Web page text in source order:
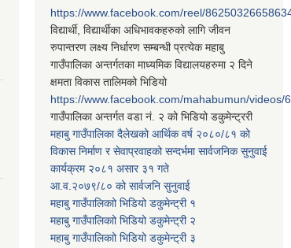
https://www.facebook.com/reel/
विद्यार्थी, विद्यार्थीका अधिभावकहरुको लागि जीवन
रुपान्तरण लक्ष्य निर्धारण सम्बन्धी प्रत्येक महाबु
गाउँपालिका अन्तर्गतका माध्यमिक विद्यालयहरुमा २ दिने
क्षमता विकास तालिमको भिडियो
https://www.facebook.com/mahabumun/videos/
गाउँपालिका अन्तर्गत वडा नं. २ को भिडियो डकुमेन्ट्ररी
महाबु गाउँपालिका दैलेखको आर्थिक वर्ष २०८०/८१ को
विकास निर्माण र सेवाप्रवाहको सन्दर्भमा सार्वजनिक सुनुवाई
कार्यक्रम २०८१ असार ३१ गते
आ.व.२०७९/८० को सार्वजनि सुनुवाई
महाबु गाउँपालिकाो भिडियो डकुमेन्ट्री १
महाबु गाउँपालिकाो भिडियो डकुमेन्ट्री २
महाबु गाउँपालिकाो भिडियो डकुमेन्ट्री ३